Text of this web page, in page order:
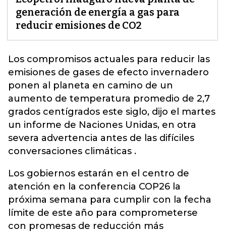
generación de energía a gas para
reducir emisiones de CO2
Los compromisos actuales para reducir las
emisiones de gases de efecto invernadero
ponen al planeta en camino de un
aumento de temperatura promedio de 2,7
grados centígrados este siglo, dijo el martes
un informe de Naciones Unidas, en otra
severa advertencia antes de las difíciles
conversaciones climáticas .
Los gobiernos estarán en el centro de
atención en la conferencia COP26 la
próxima semana para cumplir con la fecha
límite de este año para comprometerse
con promesas de reducción más